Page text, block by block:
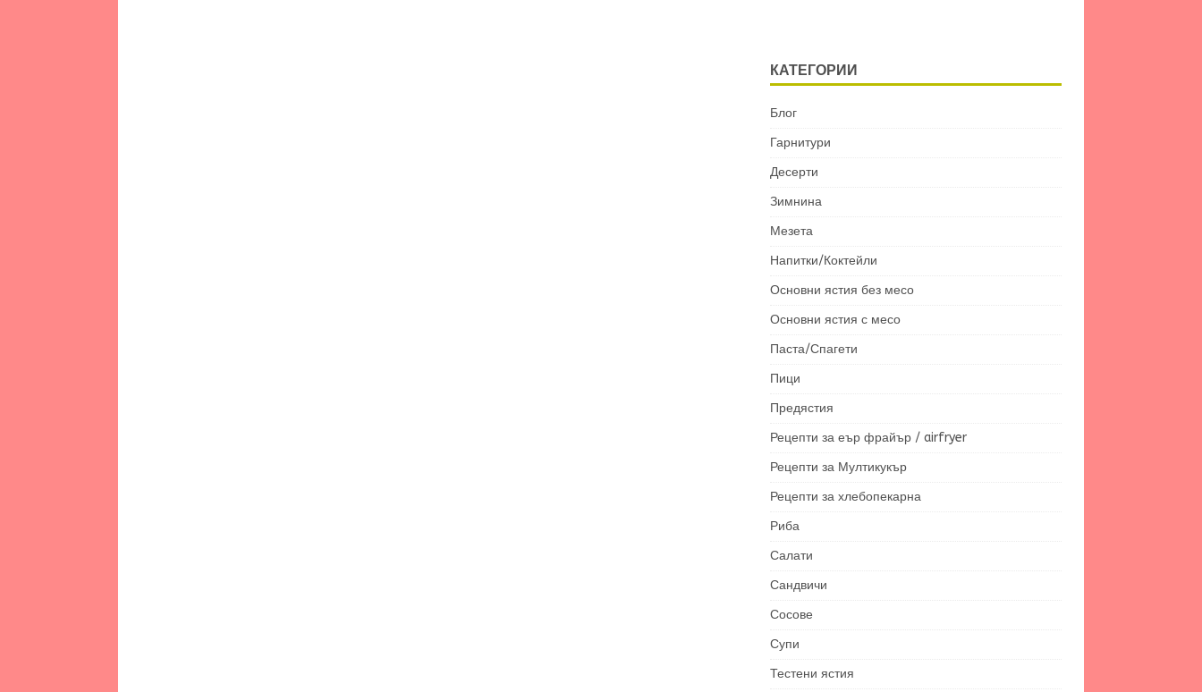
КАТЕГОРИИ
Блог
Гарнитури
Десерти
Зимнина
Мезета
Напитки/Коктейли
Основни ястия без месо
Основни ястия с месо
Паста/Спагети
Пици
Предястия
Рецепти за еър фрайър / airfryer
Рецепти за Мултикукър
Рецепти за хлебопекарна
Риба
Салати
Сандвичи
Сосове
Супи
Тестени ястия